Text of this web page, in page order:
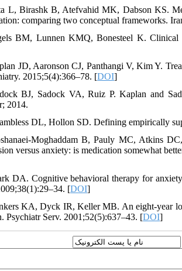
L, Birashk B, Atefvahid MK, Dabson KS.
comparing two conceptual frameworks.
BM, Lunnen KMQ, Bonesteel K. Clinical
JD, Aaronson CJ, Panthangi V, Kim Y.
2015;5(4):366–78. [DOI]
BJ, Sadock VA, Ruiz P. Kaplan and
2014.
DL, Hollon SD. Defining empirically
Moghaddam B, Pauly MC, Atkins
versus anxiety: is medication somewhat
DA. Cognitive behavioral therapy for
[DOI]
KA, Dyck IR, Keller MB. An eight-year
Psychiatr Serv. 2001;52(5):637–43. [DOI]